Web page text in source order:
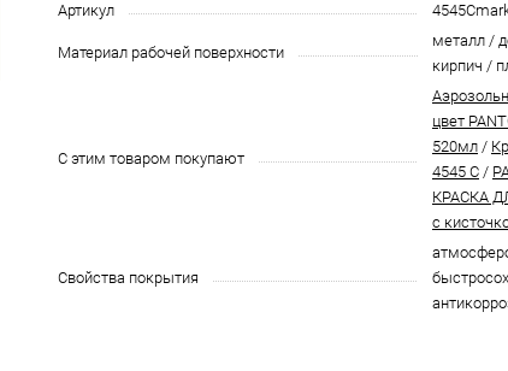
Артикул
Материал рабочей поверхности
металл /
кирпич /
С этим товаром покупают
цвет
520мл /
4545 C /
КРАСКА
с
Свойства покрытия